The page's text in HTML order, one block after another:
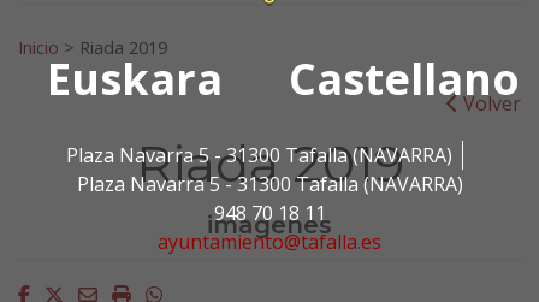
Euskara Castellano
Plaza Navarra 5 - 31300 Tafalla (NAVARRA)
Plaza Navarra 5 - 31300 Tafalla (NAVARRA)
948 70 18 11
ayuntamiento@tafalla.es
Search for:
Inicio > Riada 2019
Volver
Riada 2019
imagenes
Facebook
Twitter
EmailImprimirWhatsapp